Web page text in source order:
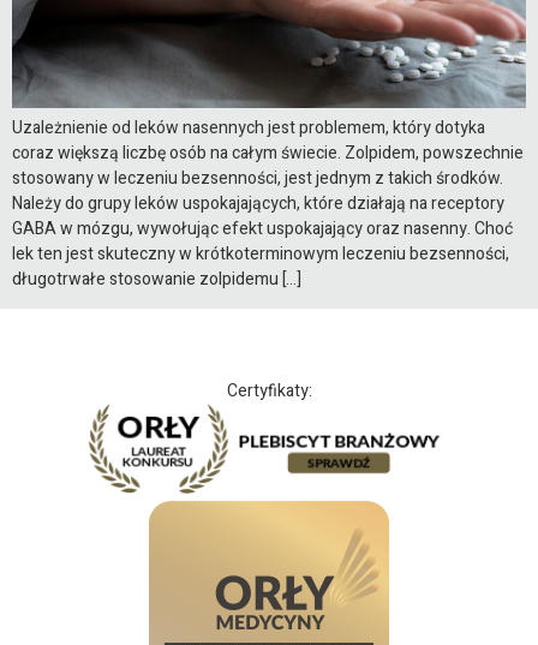
Uzależnienie od leków nasennych jest problemem, który dotyka
coraz większą liczbę osób na całym świecie. Zolpidem, powszechnie
stosowany w leczeniu bezsenności, jest jednym z takich środków.
Należy do grupy leków uspokajających, które działają na receptory
GABA w mózgu, wywołując efekt uspokajający oraz nasenny. Choć
lek ten jest skuteczny w krótkoterminowym leczeniu bezsenności,
długotrwałe stosowanie zolpidemu […]
Certyfikaty: